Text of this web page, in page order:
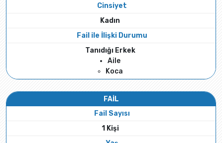
Cinsiyet
Kadın
Fail ile İlişki Durumu
Tanıdığı Erkek
Aile
Koca
FAİL
Fail Sayısı
1 Kişi